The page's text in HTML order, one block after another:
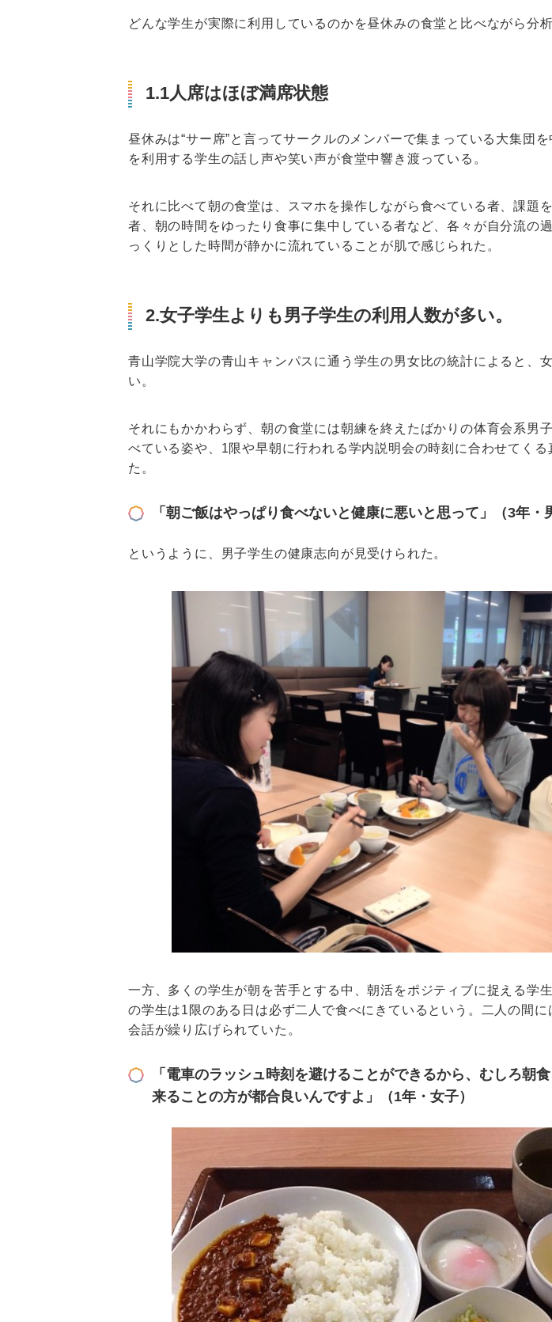
どんな学生が実際に利用しているのかを昼休みの食堂と比べながら分析
1.1人席はほぼ満席状態
昼休みは“サー席”と言ってサークルのメンバーで集まっている大集団
を利用する学生の話し声や笑い声が食堂中響き渡っている。
それに比べて朝の食堂は、スマホを操作しながら食べている者、課題
者、朝の時間をゆったり食事に集中している者など、各々が自分流の
っくりとした時間が静かに流れていることが肌で感じられた。
2.女子学生よりも男子学生の利用人数が多い。
青山学院大学の青山キャンパスに通う学生の男女比の統計によると、
い。
それにもかかわらず、朝の食堂には朝練を終えたばかりの体育会系男
べている姿や、1限や早朝に行われる学内説明会の時刻に合わせてくる
た。
「朝ご飯はやっぱり食べないと健康に悪いと思って」（3年・
というように、男子学生の健康志向が見受けられた。
一方、多くの学生が朝を苦手とする中、朝活をポジティブに捉える学
の学生は1限のある日は必ず二人で食べにきているという。二人の間
会話が繰り広げられていた。
「電車のラッシュ時刻を避けることができるから、むしろ朝
来ることの方が都合良いんですよ」（1年・女子）